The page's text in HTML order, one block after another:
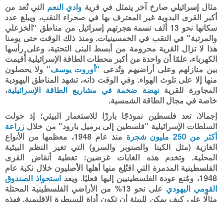
مثال إسرائيلي صارخ آخر يتمثل في قرية وادي النعم التي تُعد من
أكبر القرى البدوية غير المعترف بها في صحراء النقب، ويبلغ عدد
سكانها نحو 13 ألف نسمة هجرتهم إسرائيل من مناطق "الخزعلي
والمرتبة" في النقب في الخمسينيات. ومنذ ذلك الوقت حتى يومنا
هذا لا تزال القرية محرومة من أبسط البنى التحتية، وعلى رأسها
الكهرباء، علمًا أن واحدة من أكبر محطات الطاقة الإسرائيلية أُقيمت
بين منازلهم وعلى أراضيهم وتُدعى "أوروت يوسف" ولا يحصلون
منها إلا على تلوث الهواء. وفي الوقت ذاته، تشهد المناطق اليهودية
المجاورة للقرية نهضة ضخمة في مشاريع الطاقة الإسرائيلية،
خاصة في مجال الطاقة الشمسية.
إجمالا، تعد فلسطين نموذجًا بارزًا للاستعمار البيئي؛ إذ حولت
السلطات الإسرائيلية "فلسطين إلى برميل بارود" من خلال زراعة
أكثر من 250 مليون شجرة
منذ عام 1948، معظمها من الأنواع
الغازية (مثل الكينا والصنوبر والسرو) التي تغير النظم البيئية
المحلية. وتخدم هذه الغابات غرضين: تغطية أنقاض القرى
الفلسطينية المدمرة التي اقتُلِع منها أهلها الأصليون خلال نكبة عام
1948، ومُنع عودة الفلسطينيين إليها فعليًا. ويعد
استحواذ الصندوق
القومي اليهودي
على نحو 13% من الأراضي الفلسطينية المحتلة
مثالًا على كيف يمكن للبيئة أن تكون أداة للسيطرة الإقليمية. فهذه